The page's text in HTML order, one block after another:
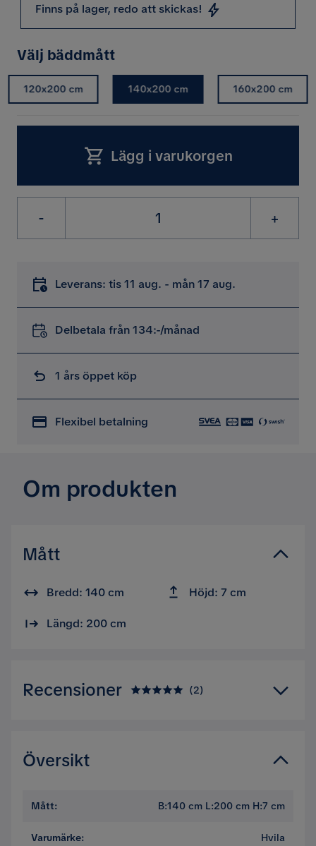
Finns på lager, redo att skickas!
Välj bäddmått
120x200 cm 140x200 cm 160x200 cm
Lägg i varukorgen
- +
Leverans: tis 11 aug. - mån 17 aug.
Delbetala från 134:-/månad
1 års öppet köp
Flexibel betalning
Om produkten
Mått
Bredd: 140 cm Höjd: 7 cm
Längd: 200 cm
Recensioner (2)
Översikt
Mått: B:140 cm L:200 cm H:7 cm
Varumärke: Hvila